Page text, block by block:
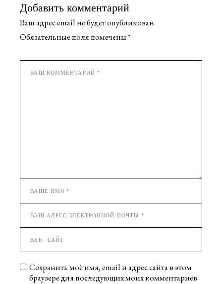
Добавить комментарий
Ваш адрес email не будет опубликован.
Обязательные поля помечены*
Сохранить моё имя, email и адрес сайта в этом
браузере для последующих моих комментариев.